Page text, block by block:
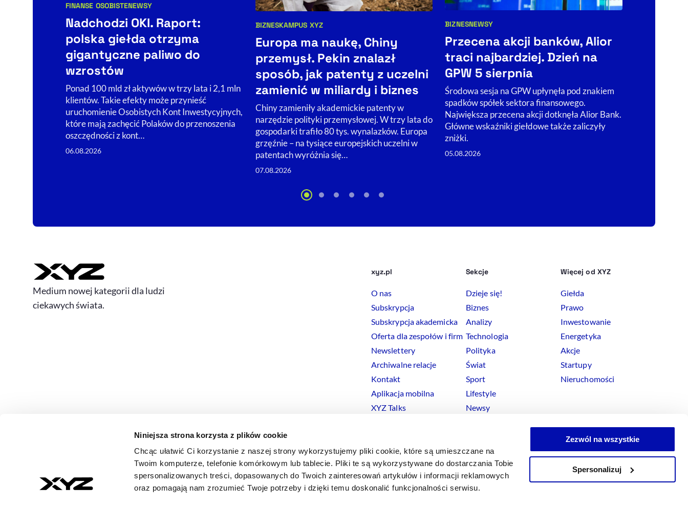
Niniejsza strona korzysta z plików cookie
Chcąc ułatwić Ci korzystanie z naszej strony wykorzystujemy pliki cookie, które są umieszczane na
Twoim komputerze, telefonie komórkowym lub tablecie. Pliki te są wykorzystywane do dostarczania Tobie
spersonalizowanych treści, dopasowanych do Twoich zainteresowań artykułów i informacji reklamowych
oraz pomagają nam zrozumieć Twoje potrzeby i dzięki temu doskonalić funkcjonalności serwisu.
Zezwól na wszystkie
Spersonalizuj
Kategorie artykułu:
FINANSE OSOBISTENEWSY
Nadchodzi OKI. Raport:
polska giełda otrzyma
gigantyczne paliwo do
wzrostów
Ponad 100 mld zł aktywów w trzy lata i 2,1 mln
klientów. Takie efekty może przynieść
uruchomienie Osobistych Kont Inwestycyjnych,
które mają zachęcić Polaków do przenoszenia
oszczędności z kont…
06.08.2026
Kategorie artykułu:
BIZNESKAMPUS XYZ
Europa ma naukę, Chiny
przemysł. Pekin znalazł
sposób, jak patenty z uczelni
zamienić w miliardy i biznes
Chiny zamieniły akademickie patenty w
narzędzie polityki przemysłowej. W trzy lata do
gospodarki trafiło 80 tys. wynalazków. Europa
grzęźnie – na tysiące europejskich uczelni w
patentach wyróżnia się…
07.08.2026
Kategorie artykułu:
BIZNESNEWSY
Przecena akcji banków, Alior
traci najbardziej. Dzień na
GPW 5 sierpnia
Środowa sesja na GPW upłynęła pod znakiem
spadków spółek sektora finansowego.
Największa przecena akcji dotknęła Alior Bank.
Główne wskaźniki giełdowe także zaliczyły
zniżki.
05.08.2026
Medium nowej kategorii dla ludzi
ciekawych świata.
xyz.pl
O nas
Subskrypcja
Subskrypcja akademicka
Oferta dla zespołów i firm
Newslettery
Archiwalne relacje
Kontakt
Aplikacja mobilna
XYZ Talks
Sekcje
Dzieje się!
Biznes
Analizy
Technologia
Polityka
Świat
Sport
Lifestyle
Newsy
Więcej od XYZ
Giełda
Prawo
Inwestowanie
Energetyka
Akcje
Startupy
Nieruchomości
© 2026 XYZ. Wszystkie prawa zastrzeżone
All rights reserved
ISSN 3071-8147
Polityka prywatnościPolitykaCookiesRegulaminUstawieniaCookies
x LinkedinFacebookInstagramYoutube